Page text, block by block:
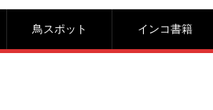
鳥スポット インコ書籍